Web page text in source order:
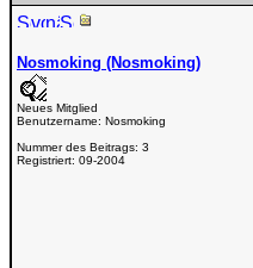
Nosmoking (Nosmoking)
Neues Mitglied
Benutzername: Nosmoking
Nummer des Beitrags: 3
Registriert: 09-2004